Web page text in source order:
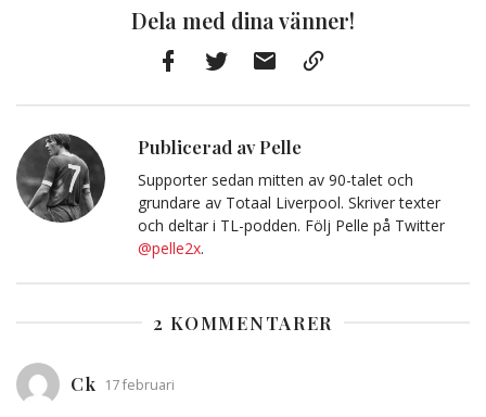
Dela med dina vänner!
Publicerad av Pelle
Supporter sedan mitten av 90-talet och
grundare av Totaal Liverpool. Skriver texter
och deltar i TL-podden. Följ Pelle på Twitter
@pelle2x.
2 KOMMENTARER
Ck 17 februari